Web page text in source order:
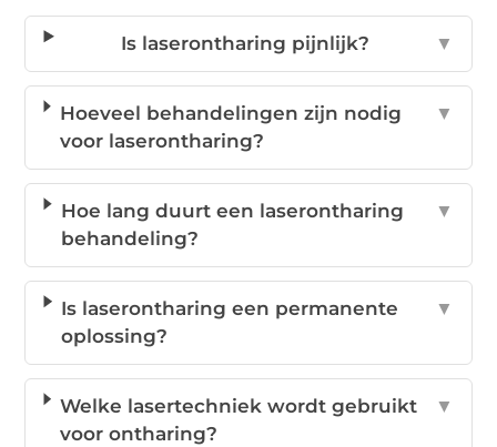
Is laserontharing pijnlijk? ▼
Hoeveel behandelingen zijn nodig
voor laserontharing?
▼
Hoe lang duurt een laserontharing
behandeling?
▼
Is laserontharing een permanente
oplossing?
▼
Welke lasertechniek wordt gebruikt
voor ontharing?
▼